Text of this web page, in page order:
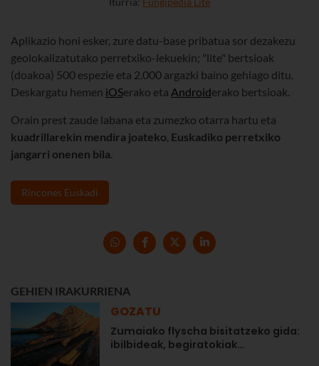
Aplikazio honi esker, zure datu-base pribatua sor dezakezu
geolokalizatutako perretxiko-lekuekin; "lite" bertsioak
(doakoa) 500 espezie eta 2.000 argazki baino gehiago ditu.
Deskargatu hemen iOSerako eta Androiderako bertsioak.
Orain prest zaude labana eta zumezko otarra hartu eta
kuadrillarekin mendira joateko Euskadiko perretxiko
jangarri onenen bila
Rincones Euskadi
GEHIEN IRAKURRIENA
GOZATU
Zumaiako flyscha bisitatzeko gida:
ibilbideak, begiratokiak…